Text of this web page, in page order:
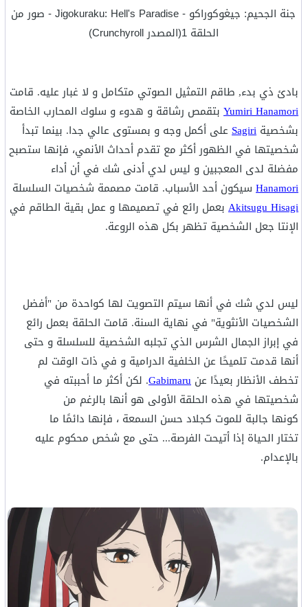
جنة الجحيم: جيغوكوراكو - Jigokuraku: Hell's Paradise - صور من
الحلقة 1(المصدر Crunchyroll)
بادئ ذي بدء, طاقم التمثيل الصوتي متكامل و لا غبار عليه. قامت
Yumiri Hanamori بتقمص رشاقة و هدوء و سلوك المحارب الخاصة
بشخصية Sagiri على أكمل وجه و بمستوى عالي جدا. بينما تبدأ
شخصيتها في الظهور أكثر مع تقدم أحداث الأنمي، فإنها ستصبح
مفضلة لدى المعجبين و ليس لدي أدنى شك في أن أداء
Hanamori سيكون أحد الأسباب. قامت مصممة شخصيات السلسلة
Akitsugu Hisagi بعمل رائع في تصميمها و عمل بقية الطاقم في
الإنتا جعل الشخصية تظهر بكل هذه الروعة.
ليس لدي شك في أنها سيتم التصويت لها كواحدة من "أفضل
الشخصيات الأنثوية" في نهاية السنة. قامت الحلقة بعمل رائع
في إبراز الجمال الشرس الذي تجلبه الشخصية للسلسلة و حتى
أنها قدمت تلميحًا عن الخلفية الدرامية و في ذات الوقت لم
تخطف الأنظار بعيدًا عن Gabimaru. لكن أكثر ما أحببته في
شخصيتها في هذه الحلقة الأولى هو أنها بالرغم من
كونها جالبة للموت كجلاد حسن السمعة ، فإنها دائمًا ما
تختار الحياة إذا أتيحت الفرصة... حتى مع شخص محكوم عليه
بالإعدام.